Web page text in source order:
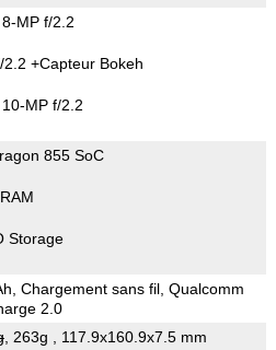
MP f/2.2
2.2 +Capteur Bokeh
MP f/2.2
855 SoC
Storage
Chargement sans fil, Qualcomm
2.0
, 263g , 117.9x160.9x7.5 mm